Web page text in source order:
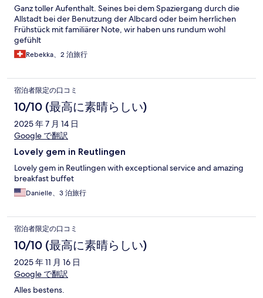
Ganz toller Aufenthalt. Seines bei dem Spaziergang durch die
Allstadt bei der Benutzung der Albcard oder beim herrlichen
Frühstück mit familiärer Note, wir haben uns rundum wohl
gefühlt
Rebekka、2 泊旅行
宿泊者限定の口コミ
10/10 (最高に素晴らしい)
2025 年 7 月 14 日
Google で翻訳
Lovely gem in Reutlingen
Lovely gem in Reutlingen with exceptional service and amazing
breakfast buffet
Danielle、3 泊旅行
宿泊者限定の口コミ
10/10 (最高に素晴らしい)
2025 年 11 月 16 日
Google で翻訳
Alles bestens.